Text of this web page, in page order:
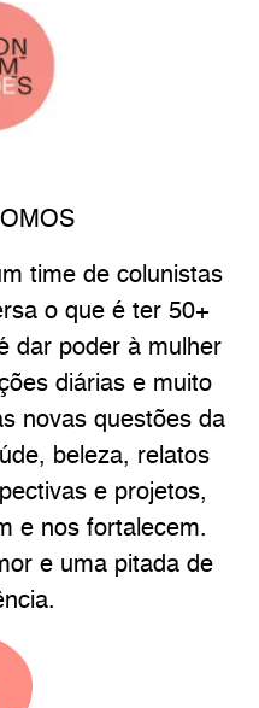
time de colunistas
o que é ter 50+
dar poder à mulher
diárias e muito
novas questões da
beleza, relatos
e projetos,
e nos fortalecem.
e uma pitada de